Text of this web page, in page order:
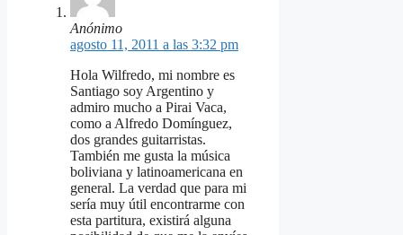
Anónimo
agosto 11, 2011 a las 3:32 pm
Hola Wilfredo, mi nombre es
Santiago soy Argentino y
admiro mucho a Pirai Vaca,
como a Alfredo Domínguez,
dos grandes guitarristas.
También me gusta la música
boliviana y latinoamericana en
general. La verdad que para mi
sería muy útil encontrarme con
esta partitura, existirá alguna